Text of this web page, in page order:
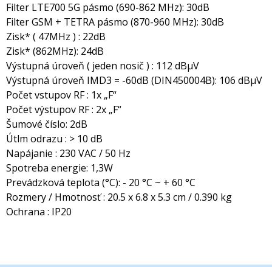
Filter LTE700 5G pásmo (690-862 MHz): 30dB
Filter GSM + TETRA pásmo (870-960 MHz): 30dB
Zisk* ( 47MHz ) : 22dB
Zisk* (862MHz): 24dB
Výstupná úroveň ( jeden nosič ) : 112 dBμV
Výstupná úroveň IMD3 = -60dB (DIN450004B): 106 dBμV
Počet vstupov RF : 1x „F“
Počet výstupov RF : 2x „F“
Šumové číslo: 2dB
Útlm odrazu : > 10 dB
Napájanie : 230 VAC / 50 Hz
Spotreba energie: 1,3W
Prevádzková teplota (°C): - 20 °C ~ + 60 °C
Rozmery / Hmotnosť : 20.5 x 6.8 x 5.3 cm / 0.390 kg
Ochrana : IP20